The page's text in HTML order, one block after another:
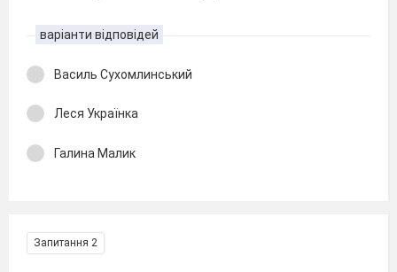
варіанти відповідей
Василь Сухомлинський
Леся Українка
Галина Малик
Запитання 2